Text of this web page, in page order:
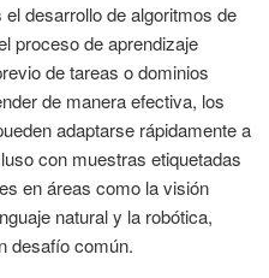
desarrollo de algoritmos de
proceso de aprendizaje
de tareas o dominios
de manera efectiva, los
adaptarse rápidamente a
con muestras etiquetadas
en áreas como la visión
natural y la robótica,
desafío común.